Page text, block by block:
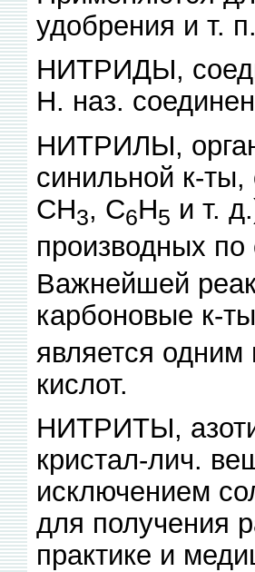
удобрения и т. п.
НИТРИДЫ,
Н. наз.
НИТРИЛЫ,
синильной к-
СН3, С6Н5 и т.
производных
Важнейшей
карбоновые к-
является одним
кислот.
НИТРИТЫ,
кристал-лич.
исключением
для получения
практике и